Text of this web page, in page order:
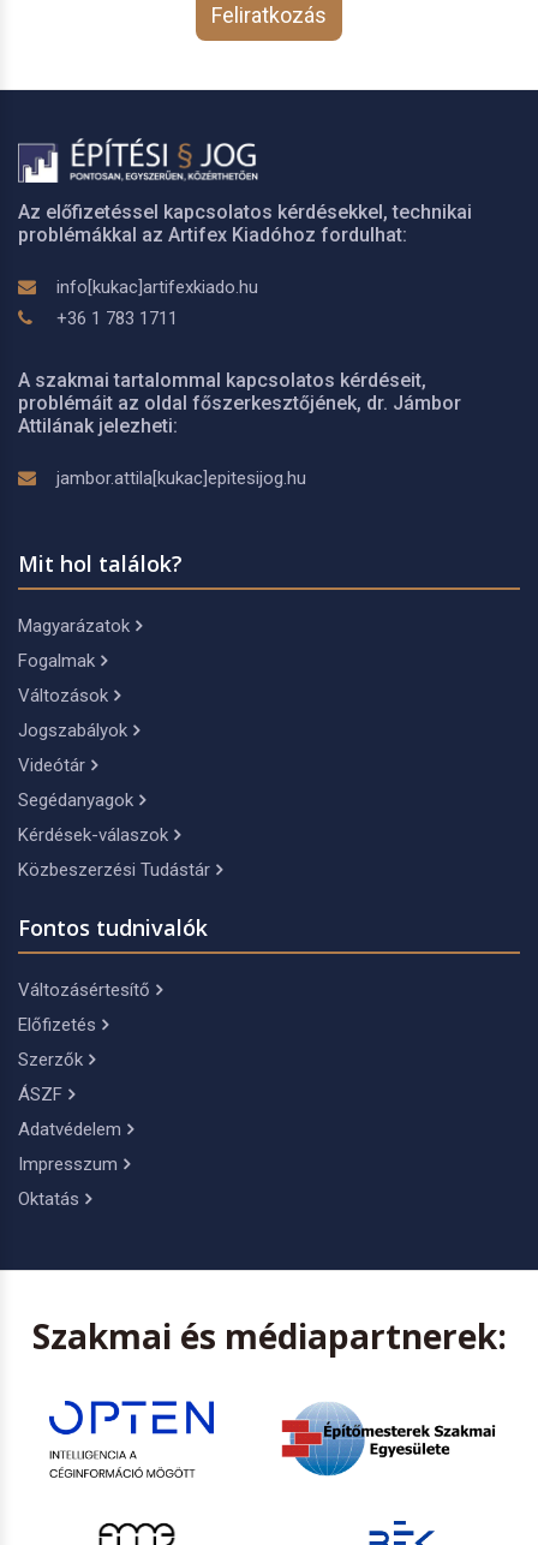
Feliratkozás
Az előfizetéssel kapcsolatos kérdésekkel, technikai
problémákkal az Artifex Kiadóhoz fordulhat:
info[kukac]artifexkiado.hu
+36 1 783 1711
A szakmai tartalommal kapcsolatos kérdéseit,
problémáit az oldal főszerkesztőjének, dr. Jámbor
Attilának jelezheti:
jambor.attila[kukac]epitesijog.hu
Mit hol találok?
Magyarázatok
Fogalmak
Változások
Jogszabályok
Videótár
Segédanyagok
Kérdések-válaszok
Közbeszerzési Tudástár
Fontos tudnivalók
Változásértesítő
Előfizetés
Szerzők
ÁSZF
Adatvédelem
Impresszum
Oktatás
Szakmai és médiapartnerek: